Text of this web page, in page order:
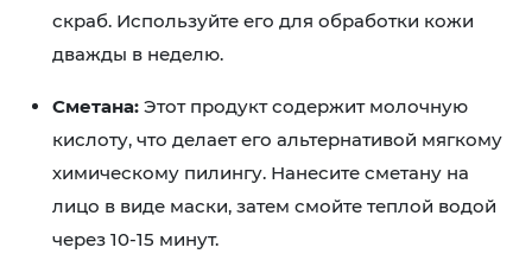
скраб. Используйте его для обработки кожи
дважды в неделю.
Сметана: Этот продукт содержит молочную
кислоту, что делает его альтернативой мягкому
химическому пилингу. Нанесите сметану на
лицо в виде маски, затем смойте теплой водой
через 10-15 минут.